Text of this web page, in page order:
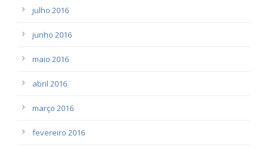
julho 2016
junho 2016
maio 2016
abril 2016
março 2016
fevereiro 2016